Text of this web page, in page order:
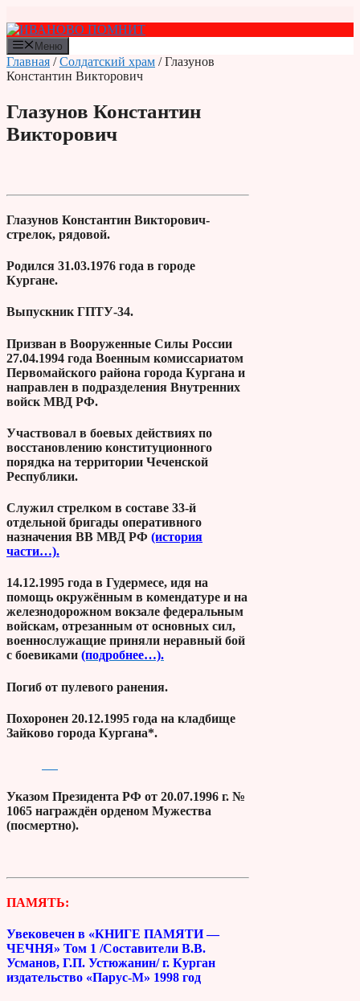
к
содержимому
Меню
Главная /Солдатский храм / Глазунов
Константин Викторович
Глазунов Константин
Викторович
Глазунов Константин Викторович-
стрелок, рядовой.
Родился 31.03.1976 года в городе
Кургане.
Выпускник ГПТУ-34.
Призван в Вооруженные Силы России
27.04.1994 года Военным комиссариатом
Первомайского района города Кургана и
направлен в подразделения Внутренних
войск МВД РФ.
Участвовал в боевых действиях по
восстановлению конституционного
порядка на территории Чеченской
Республики.
Служил стрелком в составе 33-й
отдельной бригады оперативного
назначения ВВ МВД РФ (история
части…).
14.12.1995 года в Гудермесе, идя на
помощь окружённым в комендатуре и на
железнодорожном вокзале федеральным
войскам, отрезанным от основных сил,
военнослужащие приняли неравный бой
с боевиками (подробнее…).
Погиб от пулевого ранения.
Похоронен 20.12.1995 года на кладбище
Зайково города Кургана*.
Указом Президента РФ от 20.07.1996 г. №
1065 награждён орденом Мужества
(посмертно).
ПАМЯТЬ:
Увековечен в «КНИГЕ ПАМЯТИ —
ЧЕЧНЯ» Том 1 /Составители В.В.
Усманов, Г.П. Устюжанин/ г. Курган
издательство «Парус-М» 1998 год